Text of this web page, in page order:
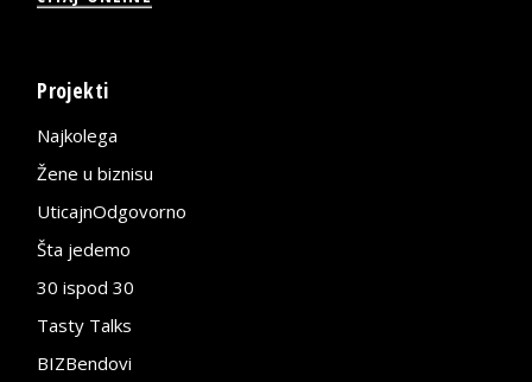
Projekti
Najkolega
Žene u biznisu
UticajnOdgovorno
Šta jedemo
30 ispod 30
Tasty Talks
BIZBendovi